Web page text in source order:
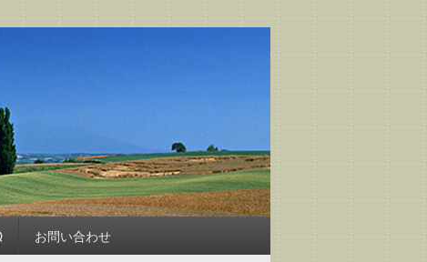
お問い合わせ